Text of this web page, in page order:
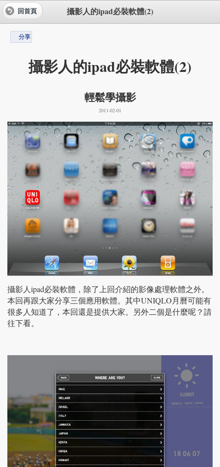
攝影人的ipad必裝軟體(2)
回首頁
分享
攝影人的ipad必裝軟體(2)
輕鬆學攝影
2011-02-01
攝影人ipad必裝軟體，除了上回介紹的影像處理軟體之外。
本回再跟大家分享三個應用軟體。其中UNIQLO月曆可能有
很多人知道了，本回還是提供大家。另外二個是什麼呢？請
往下看。